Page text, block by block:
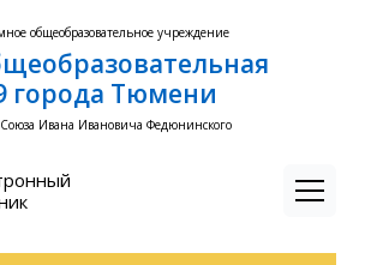
общеобразовательное учреждение
города Тюмени
Союза Ивана Ивановича Федюнинского